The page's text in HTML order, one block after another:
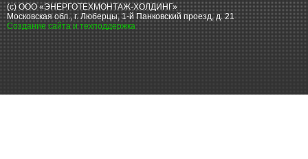
(с) ООО «ЭНЕРГОТЕХМОНТАЖ-ХОЛДИНГ»
Московская обл., г. Люберцы, 1-й Панковский проезд, д. 21
Создание сайта и техподдержка